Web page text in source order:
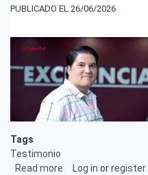
algo
común:
la
importancia
de
estar
protegido
26/06/2026
Tags
Testimonio
Read more about
Log in orregister